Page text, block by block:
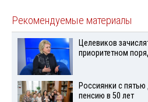
Рекомендуемые материалы
Целевиков
приоритетном
Россиянки с
пенсию в 50 лет